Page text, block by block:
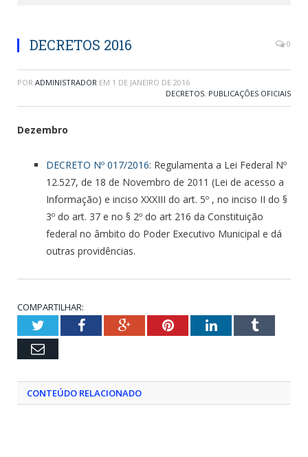
DECRETOS 2016 0
POR ADMINISTRADOR EM 1 DE JANEIRO DE 2016
DECRETOS, PUBLICAÇÕES OFICIAIS
Dezembro
DECRETO Nº 017/2016: Regulamenta a Lei Federal Nº
12.527, de 18 de Novembro de 2011 (Lei de acesso a
Informação) e inciso XXXIII do art. 5º , no inciso II do §
3º do art. 37 e no § 2º do art 216 da Constituição
federal no âmbito do Poder Executivo Municipal e dá
outras providências.
COMPARTILHAR:
TwitterFacebookGoogle+PinterestLinkedInTumblr
Email
CONTEÚDO RELACIONADO